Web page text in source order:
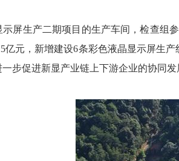
生产二期项目的生产车间，检查组参
亿元，新增建设6条彩色液晶显示屏生
步促进新显产业链上下游企业的协同发